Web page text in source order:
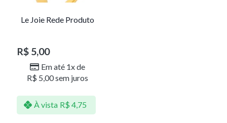
Le Joie Rede Produto
R$ 5,00
Em até 1x de
R$ 5,00sem juros
À vista R$ 4,75